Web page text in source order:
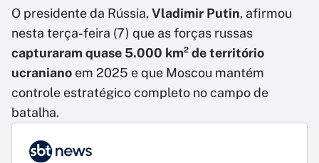
O presidente da Rússia, Vladimir Putin, afirmou
nesta terça-feira (7) que as forças russas
capturaram quase 5.000 km² de território
ucraniano em 2025 e que Moscou mantém
controle estratégico completo no campo de
batalha.